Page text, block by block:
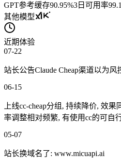
GPT参考缓存90.95%3日可用率
其他模型
近期体验
07-22
站长公告Claude Cheap渠道以为
06-15
上线cc-cheap分组, 持续降价, 效
率调整相对频繁, 有使用cc的可自
05-07
站长换域名了: www.micuapi.ai